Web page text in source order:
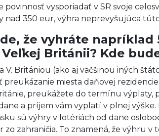
povinnosť vysporiadať v SR svoje
nad 350 eur, výhra neprevyšujúca
že vyhráte
Británii? Kde
V. Britániou (ako aj väčšinou iných
miesta daňovej
preukážete do termínu výplaty,
a príjem vám vyplatí v plnej výške.
sú výhry v lotériách od dane
zo zahraničia. To znamená, že výhru